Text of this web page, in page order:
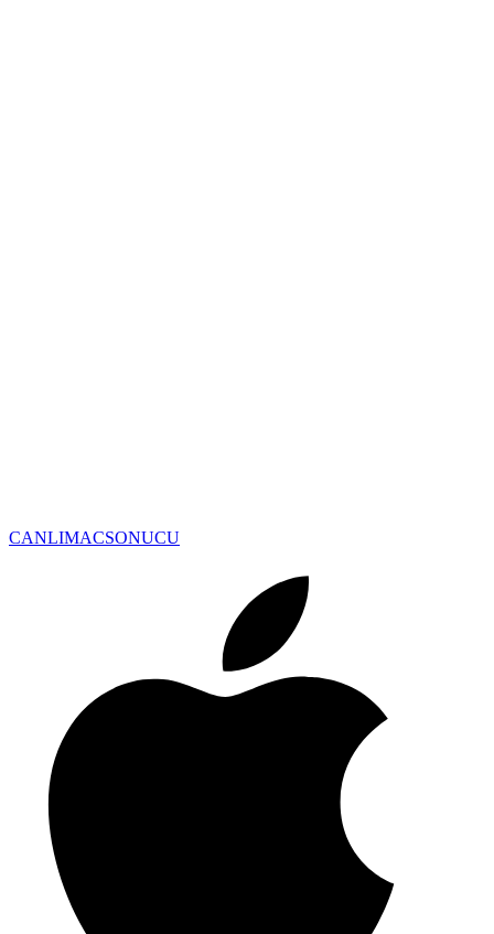
CANLIMACSONUCU